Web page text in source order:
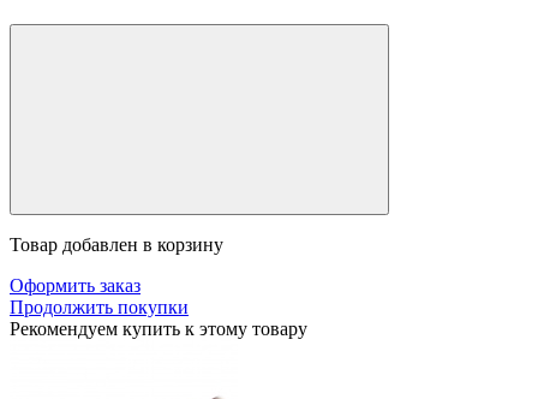
Товар добавлен в корзину
Оформить заказ
Продолжить покупки
Рекомендуем купить к этому товару